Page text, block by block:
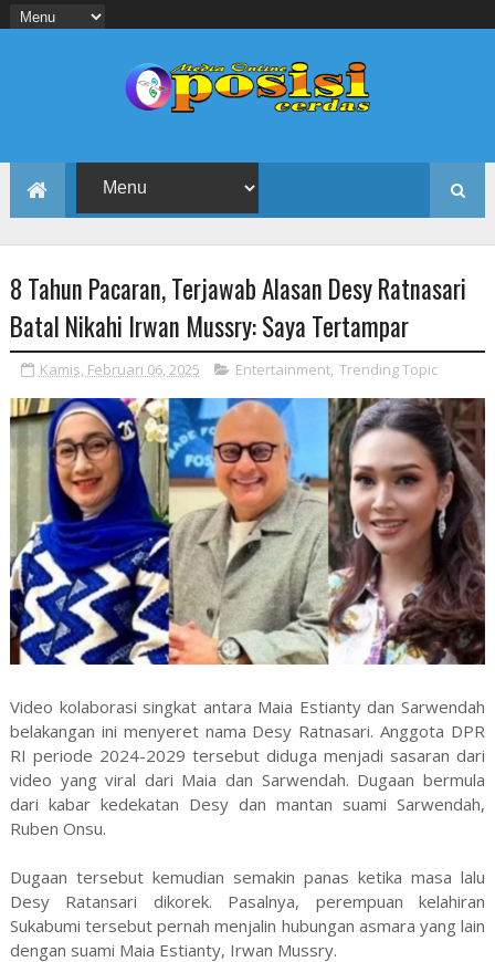
8 Tahun Pacaran, Terjawab Alasan Desy Ratnasari
Batal Nikahi Irwan Mussry: Saya Tertampar
Kamis, Februari 06, 2025 Entertainment, Trending Topic
Video kolaborasi singkat antara Maia Estianty dan Sarwendah
belakangan ini menyeret nama Desy Ratnasari. Anggota DPR
RI periode 2024-2029 tersebut diduga menjadi sasaran dari
video yang viral dari Maia dan Sarwendah. Dugaan bermula
dari kabar kedekatan Desy dan mantan suami Sarwendah,
Ruben Onsu.
Dugaan tersebut kemudian semakin panas ketika masa lalu
Desy Ratansari dikorek. Pasalnya, perempuan kelahiran
Sukabumi tersebut pernah menjalin hubungan asmara yang lain
dengan suami Maia Estianty, Irwan Mussry.